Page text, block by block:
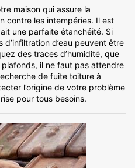
maison qui assure la
contre les intempéries. Il est
une parfaite étanchéité. Si
d’eau peuvent être
des traces d’humidité, que
il ne faut pas attendre
de fuite toiture à
l’origine de votre problème
pour tous besoins.